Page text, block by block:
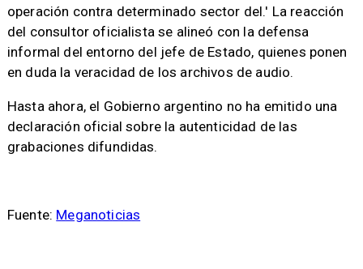
operación contra determinado sector del.' La reacción
del consultor oficialista se alineó con la defensa
informal del entorno del jefe de Estado, quienes ponen
en duda la veracidad de los archivos de audio.
Hasta ahora, el Gobierno argentino no ha emitido una
declaración oficial sobre la autenticidad de las
grabaciones difundidas.
Fuente: Meganoticias